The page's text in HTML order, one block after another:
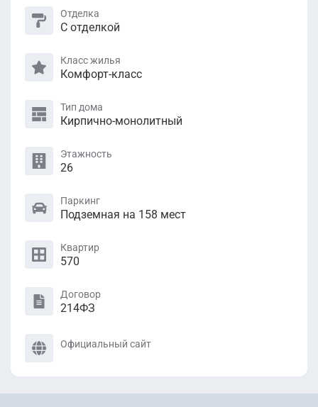
Отделка
С отделкой
Класс жилья
Комфорт-класс
Тип дома
Кирпично-монолитный
Этажность
26
Паркинг
Подземная на 158 мест
Квартир
570
Договор
214ФЗ
Официальный сайт